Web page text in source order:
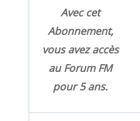
Avec cet
Abonnement,
vous avez accès
au Forum FM
pour 5 ans.